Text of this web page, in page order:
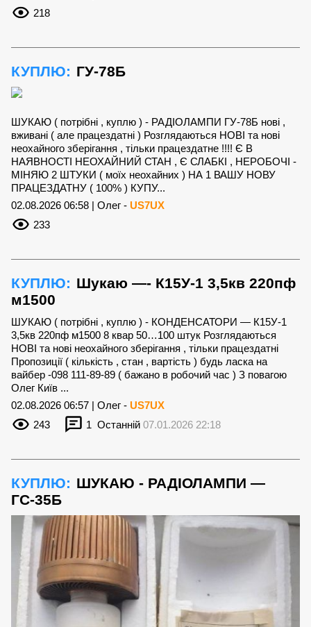
218
КУПЛЮ: ГУ-78Б
ШУКАЮ ( потрібні , куплю ) - РАДІОЛАМПИ ГУ-78Б нові ,
вживані ( але працездатні ) Розглядаються НОВІ та нові
неохайного зберігання , тільки працездатне !!!! Є В
НАЯВНОСТІ НЕОХАЙНИЙ СТАН , Є СЛАБКІ , НЕРОБОЧІ -
МІНЯЮ 2 ШТУКИ ( моїх неохайних ) НА 1 ВАШУ НОВУ
ПРАЦЕЗДАТНУ ( 100% ) КУПУ...
02.08.2026 06:58 | Олег - US7UX
233
КУПЛЮ: Шукаю —- К15У-1 3,5кв 220пф
м1500
ШУКАЮ ( потрібні , куплю ) - КОНДЕНСАТОРИ — К15У-1
3,5кв 220пф м1500 8 квар 50…100 штук Розглядаються
НОВІ та нові неохайного зберігання , тільки працездатні
Пропозиції ( кількість , стан , вартість ) будь ласка на
вайбер -098 111-89-89 ( бажано в робочий час ) З повагою
Олег Київ ...
02.08.2026 06:57 | Олег - US7UX
243
1 Останній 07.01.2026 22:18
КУПЛЮ: ШУКАЮ - РАДІОЛАМПИ —
ГС-35Б